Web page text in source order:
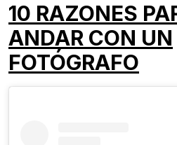
10 RAZONES
ANDAR CON UN
FOTÓGRAFO